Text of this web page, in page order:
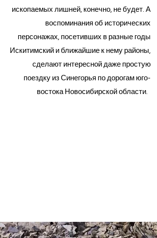
ископаемых лишней, конечно, не будет. А
воспоминания об исторических
персонажах, посетивших в разные годы
Искитимский и ближайшие к нему районы,
сделают интересной даже простую
поездку из Синегорья по дорогам юго-
востока Новосибирской области. ​